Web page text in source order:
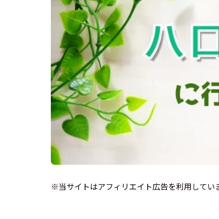
※当サイトはアフィリエイト広告を利用してい